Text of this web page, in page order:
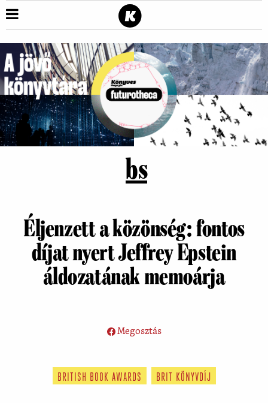
bs
Éljenzett a közönség: fontos
díjat nyert Jeffrey Epstein
áldozatának memoárja
Megosztás
BRITISH BOOK AWARDS BRIT KÖNYVDÍJ